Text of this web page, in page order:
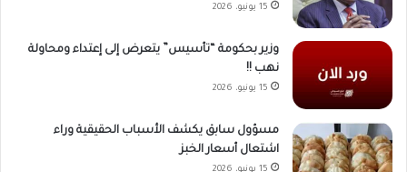
15 يونيو، 2026
وزير بحكومة “تأسيس” يتعرض إلى إعتداء ومحاولة
نهب !!
15 يونيو، 2026
مسؤول سابق يكشف الأسباب الحقيقية وراء
اشتعال أسعار الخبز
15 يونيو، 2026